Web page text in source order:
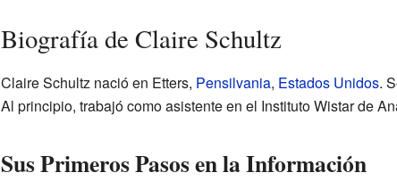
Biografía de Claire Schultz
Claire Schultz nació en Etters, Pensilvania, Estados Unidos.
Al principio, trabajó como asistente en el Instituto Wistar de
Sus Primeros Pasos en la Información